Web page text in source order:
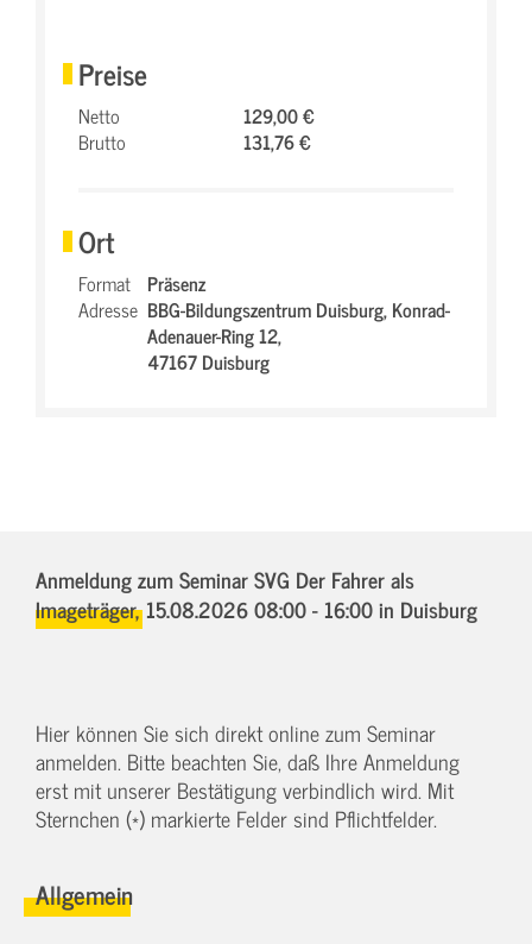
Preise
Netto
129,00 €
Brutto
131,76 €
Ort
Format Präsenz
Adresse BBG-Bildungszentrum Duisburg,Konrad-
Adenauer-Ring 12,
47167 Duisburg
Anmeldung zum Seminar SVG Der Fahrer als
Imageträger,15.08.2026 08:00 - 16:00in Duisburg
Hier können Sie sich direkt online zum Seminar
anmelden. Bitte beachten Sie, daß Ihre Anmeldung
erst mit unserer Bestätigung verbindlich wird. Mit
Sternchen (*) markierte Felder sind Pflichtfelder.
Allgemein